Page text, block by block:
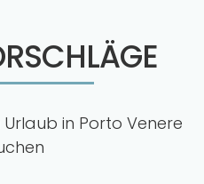
Urlaub in Porto Venere